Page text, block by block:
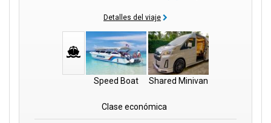
Detalles del viaje
Speed Boat Shared Minivan
Clase económica